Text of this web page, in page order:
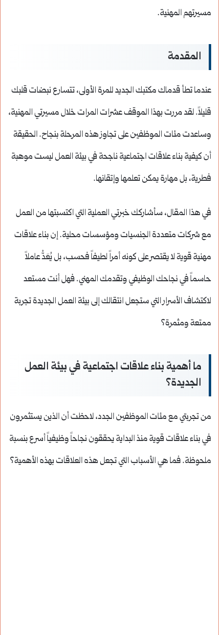
مسيرتهم المهنية.
المقدمة
عندما تطأ قدماك مكتبك الجديد للمرة الأولى، تتسارع نبضات قلبك
قليلاً. لقد مررت بهذا الموقف عشرات المرات خلال مسيرتي المهنية،
وساعدت مئات الموظفين على تجاوز هذه المرحلة بنجاح. الحقيقة
أن كيفية بناء علاقات اجتماعية ناجحة في بيئة العمل ليست موهبة
فطرية، بل مهارة يمكن تعلمها وإتقانها.
في هذا المقال، سأشاركك خبرتي العملية التي اكتسبتها من العمل
مع شركات متعددة الجنسيات ومؤسسات محلية. إن بناء علاقات
مهنية قوية لا يقتصر على كونه أمراً لطيفاً فحسب، بل يُعَدُّ عاملاً
حاسماً في نجاحك الوظيفي وتقدمك المهني. فهل أنت مستعد
لاكتشاف الأسرار التي ستجعل انتقالك إلى بيئة العمل الجديدة تجربة
ممتعة ومثمرة؟
ما أهمية بناء علاقات اجتماعية في بيئة العمل
الجديدة؟
من تجربتي مع مئات الموظفين الجدد، لاحظت أن الذين يستثمرون
في بناء علاقات قوية منذ البداية يحققون نجاحاً وظيفياً أسرع بنسبة
ملحوظة. فما هي الأسباب التي تجعل هذه العلاقات بهذه الأهمية؟